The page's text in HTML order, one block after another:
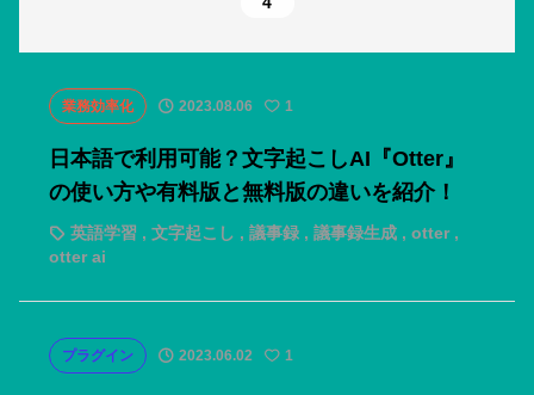
業務効率化 2023.08.06 1
日本語で利用可能？文字起こしAI『Otter』
の使い方や有料版と無料版の違いを紹介！
英語学習 , 文字起こし , 議事録 , 議事録生成 , otter,
otter ai
プラグイン 2023.06.02 1